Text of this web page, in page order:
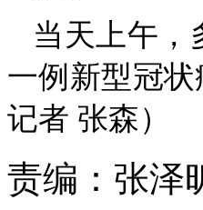
当天上午，
一例新型冠
记者 张森）
责编： 张泽